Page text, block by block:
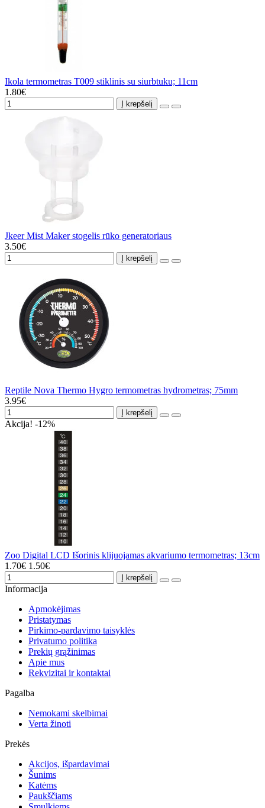
Ikola termometras T009 stiklinis su siurbtuku; 11cm
1.80€
Į krepšelį
Jkeer Mist Maker stogelis rūko generatoriaus
3.50€
Į krepšelį
Reptile Nova Thermo Hygro termometras hydrometras; 75mm
3.95€
Į krepšelį
Akcija! -12%
Zoo Digital LCD Išorinis klijuojamas akvariumo termometras; 13cm
1.70€ 1.50€
Į krepšelį
Informacija
Apmokėjimas
Pristatymas
Pirkimo-pardavimo taisyklės
Privatumo politika
Prekių grąžinimas
Apie mus
Rekvizitai ir kontaktai
Pagalba
Nemokami skelbimai
Verta žinoti
Prekės
Akcijos, išpardavimai
Šunims
Katėms
Paukščiams